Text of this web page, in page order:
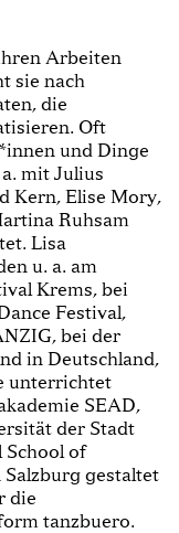
Arbeiten
sie nach
die
Oft
und Dinge
mit Julius
Kern, Elise Mory,
Ruhsam
Lisa
u. a. am
Krems, bei
Festival,
bei der
in Deutschland,
unterrichtet
SEAD,
der Stadt
School of
gestaltet
die
tanzbuero.